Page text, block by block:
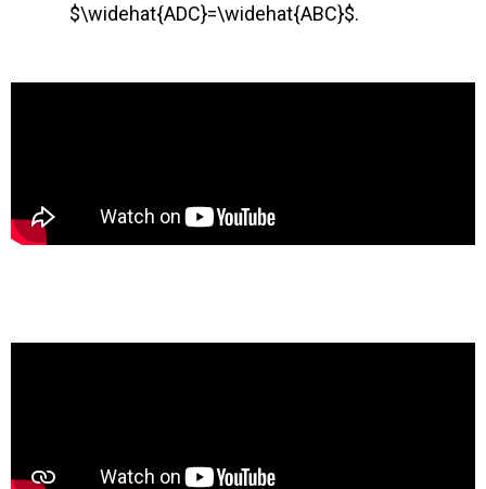
$\widehat{ADC}=\widehat{ABC}$.